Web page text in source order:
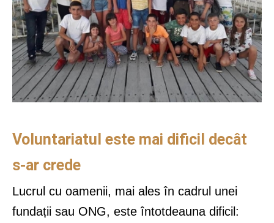
Voluntariatul este mai dificil decât
s-ar crede
Lucrul cu oamenii, mai ales în cadrul unei
fundații sau ONG, este întotdeauna dificil: